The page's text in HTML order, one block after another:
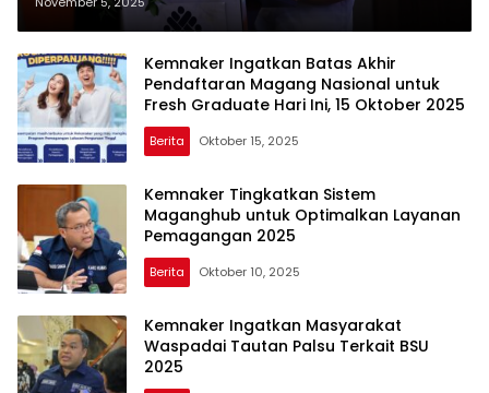
Kemnaker Ingatkan Batas Akhir
Pendaftaran Magang Nasional untuk
Fresh Graduate Hari Ini, 15 Oktober 2025
Berita Oktober 15, 2025
Kemnaker Tingkatkan Sistem
Maganghub untuk Optimalkan Layanan
Pemagangan 2025
Berita Oktober 10, 2025
Kemnaker Ingatkan Masyarakat
Waspadai Tautan Palsu Terkait BSU
2025